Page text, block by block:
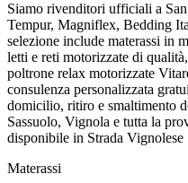
Siamo rivenditori ufficiali a
Tempur, Magniflex, Bedding
selezione include materassi in
letti e reti motorizzate di
poltrone relax motorizzate
consulenza personalizzata
domicilio, ritiro e smaltimento
Sassuolo, Vignola e tutta la
disponibile in Strada Vignolese
Materassi